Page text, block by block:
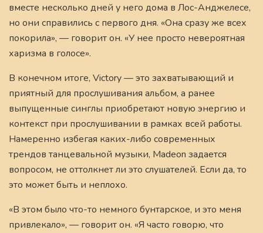
вместе несколько дней у него дома в Лос-Анджелесе,
но они справились с первого дня. «Она сразу же всех
покорила», — говорит он. «У нее просто невероятная
харизма в голосе».
В конечном итоге, Victory — это захватывающий и
приятный для прослушивания альбом, а ранее
выпущенные синглы приобретают новую энергию и
контекст при прослушивании в рамках всей работы.
Намеренно избегая каких-либо современных
трендов танцевальной музыки, Madeon задается
вопросом, не оттолкнет ли это слушателей. Если да, то
это может быть и неплохо.
«В этом было что-то немного бунтарское, и это меня
привлекало», — говорит он. «Я часто говорю, что